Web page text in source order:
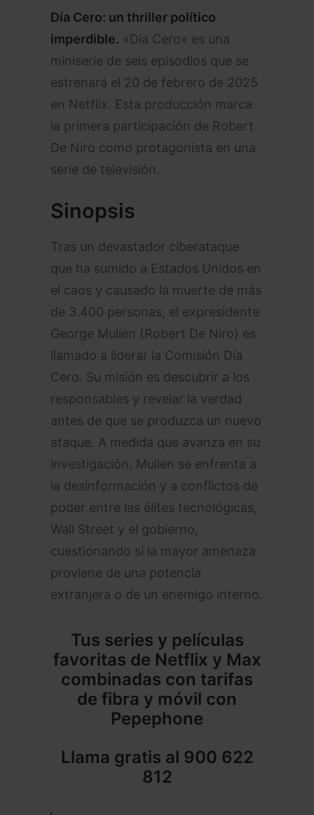
Día Cero: un thriller político
imperdible. «Día Cero» es una
miniserie de seis episodios que se
estrenará el 20 de febrero de 2025
en Netflix. Esta producción marca
la primera participación de Robert
De Niro como protagonista en una
serie de televisión.
Sinopsis
Tras un devastador ciberataque
que ha sumido a Estados Unidos en
el caos y causado la muerte de más
de 3.400 personas, el expresidente
George Mullen (Robert De Niro) es
llamado a liderar la Comisión Día
Cero. Su misión es descubrir a los
responsables y revelar la verdad
antes de que se produzca un nuevo
ataque. A medida que avanza en su
investigación, Mullen se enfrenta a
la desinformación y a conflictos de
poder entre las élites tecnológicas,
Wall Street y el gobierno,
cuestionando si la mayor amenaza
proviene de una potencia
extranjera o de un enemigo interno.
Tus series y películas
favoritas de Netflix y Max
combinadas con tarifas
de fibra y móvil con
Pepephone
Llama gratis al 900 622
812